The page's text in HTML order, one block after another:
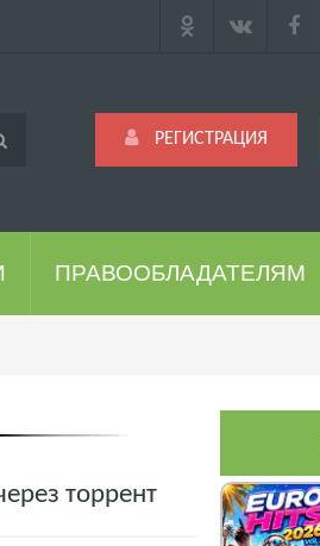
РЕГИСТРАЦИЯ
ПРАВООБЛАДАТЕЛЯМ
торрент